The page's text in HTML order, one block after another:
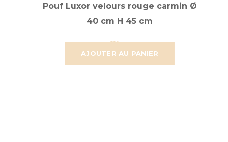
AJOUTER AU PANIER
Pouf Luxor velours rouge carmin Ø
40 cm H 45 cm
58,921 € 49,101 €